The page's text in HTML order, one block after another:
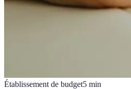
Établissement de budget5 min